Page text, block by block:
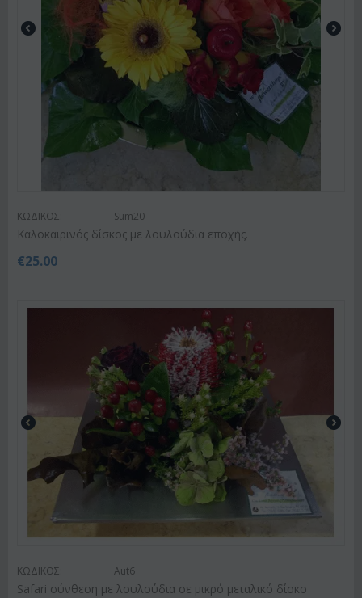
ΚΩΔΙΚΟΣ: Sum20
Kαλοκαιρινός δίσκος με λουλούδια εποχής.
€25.00
ΚΩΔΙΚΟΣ: Aut6
Safari σύνθεση με λουλούδια σε μικρό μεταλικό δίσκο